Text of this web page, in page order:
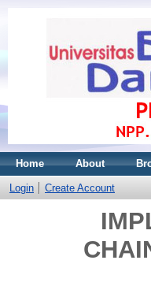
Home About
Login Create Account